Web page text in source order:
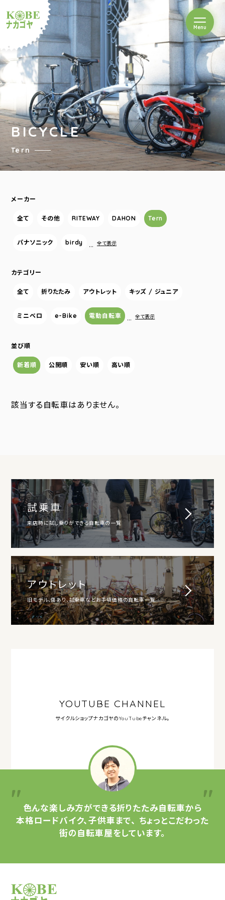
ルショップナカゴヤ
Menuを開閉
BICYCLE
Tern
メーカー
全て その他 RITEWAY DAHON Tern
パナソニック birdy … 全て表示
カテゴリー
全て 折りたたみ アウトレット キッズ / ジュニア
ミニベロ e-Bike 電動自転車 … 全て表示
並び順
新着順 公開順 安い順 高い順
該当する自転車はありません。
試乗車
来店時に試し乗りができる自転車の一覧
アウトレット
旧モデル、傷あり、試乗車などお手頃価格の自転車一覧
YOUTUBE CHANNEL
サイクルショップナカゴヤのYouTubeチャンネル。
色んな楽しみ方ができる折りたたみ自転車から
本格ロードバイク、子供車まで、 ちょっとこだわった
街の自転車屋をしています。
サイクルショップナカゴヤ